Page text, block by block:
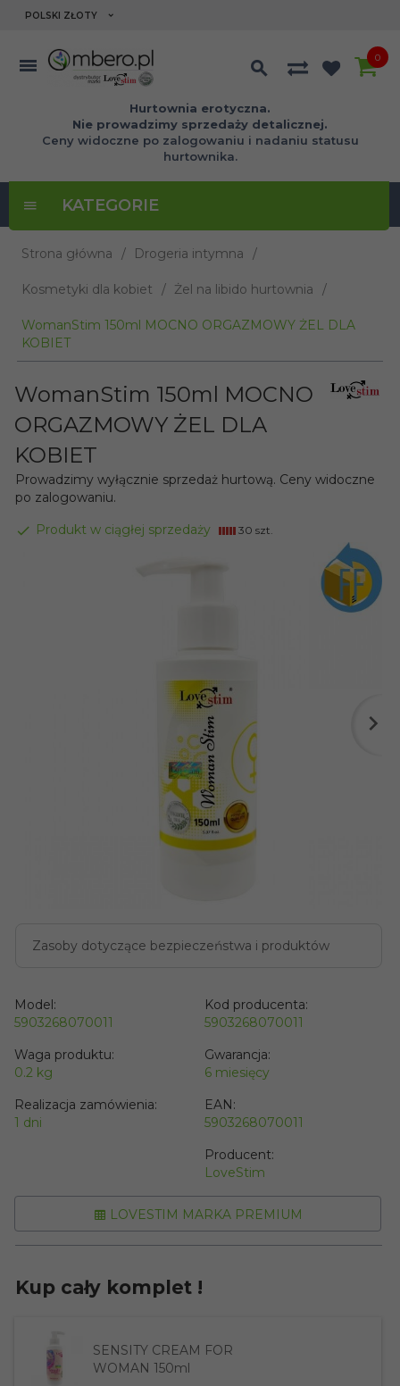
currency_h
POLSKI ZŁOTY
Hurtownia erotyczna.
Nie prowadzimy sprzedaży detalicznej.
Ceny widoczne po zalogowaniu i nadaniu statusu
hurtownika.
0
KATEGORIE
Strona główna Drogeria intymna
Kosmetyki dla kobiet Żel na libido hurtownia
WomanStim 150ml MOCNO ORGAZMOWY ŻEL DLA
KOBIET
WomanStim 150ml MOCNO
ORGAZMOWY ŻEL DLA
KOBIET
Prowadzimy wyłącznie sprzedaż hurtową. Ceny widoczne
po zalogowaniu.
Produkt w ciągłej sprzedaży 30 szt.
Zasoby dotyczące bezpieczeństwa i produktów
Model:
5903268070011
Kod producenta:
5903268070011
Waga produktu:
0.2 kg
Gwarancja:
6 miesięcy
Realizacja zamówienia:
1 dni
EAN:
5903268070011
Producent:
LoveStim
LOVESTIM MARKA PREMIUM
Kup cały komplet !
SENSITY CREAM FOR
WOMAN 150ml